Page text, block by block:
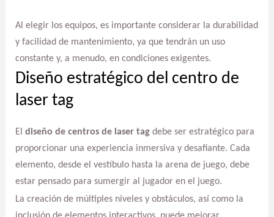
Al elegir los equipos, es importante considerar la durabilidad
y facilidad de mantenimiento, ya que tendrán un uso
constante y, a menudo, en condiciones exigentes.
Diseño estratégico del centro de
laser tag
El diseño de centros de laser tagdebe ser estratégico para
proporcionar una experiencia inmersiva y desafiante. Cada
elemento, desde el vestíbulo hasta la arena de juego, debe
estar pensado para sumergir al jugador en el juego.
La creación de múltiples niveles y obstáculos, así como la